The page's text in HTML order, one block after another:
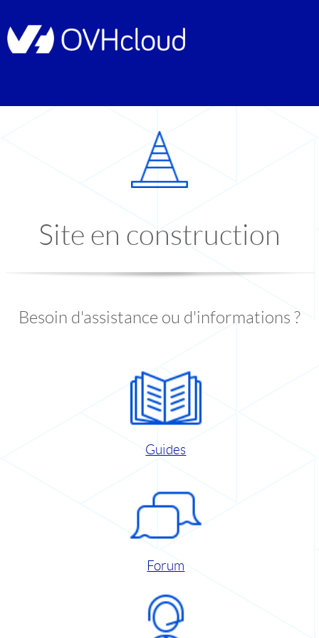
Site en construction
Besoin d'assistance ou d'informations ?
Guides
Forum